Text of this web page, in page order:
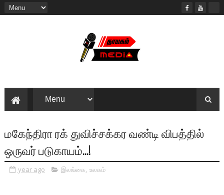
மகேந்திரா ரக் துவிச்சக்கர வண்டி விபத்தில்
ஒருவர் படுகாயம்...!
year ago இலங்கை, உலகம்